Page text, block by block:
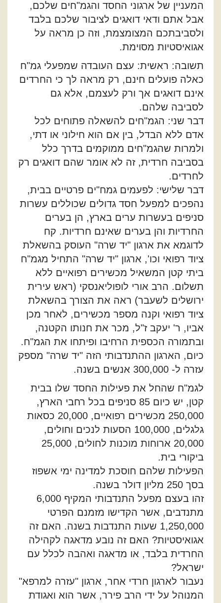
המעניין של ארגוני החסד והגמ"חים שלכם,
אבל אתם ודאי דואגים לציבור שלכם בלבד
ולסביבתכם המצומצמת, וזה כן מראה על
אגואיסטיות מסוימת.
תשובה: ראשית: עצם העובדה שמפעלי גמ"ח
כאלה פועלים חינם, רק מראה לך כי החרדים
אינם דואגים אך ורק לעצמם, אלא גם
לסביבה שלהם.
דבר שני: הגמ"חים להשאלה פתוחים לכל
אדם ללא הבדל, בין אם הוא חילוני או דתי,
ולמרות שהגמ"חים ממוקמים בדרך כלל
בסביבה חרדית, זה לא אומר שהם דואגים רק
לחרדים.
דבר שלישי: לפעמים גמח"ים פרטיים בבית,
נהפכים למפעל חסד גדולים שכוללים עשרות
סניפים בעשרות ערים בארץ, הן בערים
החרדיות והן בערים שאינם חרדיות. קח
לדוגמא את ארגון "יד שרה" העוסק בהשאלת
ציוד רפואי וכו', ארגון "יד שרה" התחיל מגמ"ח
ביתי קטן המשאיל מכשירים רפואיים ללא
תשלום. הרב אורי לופוליאנסקי (ראש עירית
ירושלים לשעבר) ראה את הצורך בהשאלת
ציוד רפואי וקנה מספר מכשירים, לאחר מכן
אביו, ר' יעקב ז"ל, מכר את חנותו הקטנה,
ובתמורה הכספית הרחיבו ופיתחו את הגמ"ח.
כיום, הארגון ההתנדבותי הזה "יד שרה" מספק
עזרה ל- 300,000 אנשים בשנה.
לגמ"ח שהחל את פעילות החסד שלו בבית
קטן, יש כיום 85 סניפים בכל רחבי הארץ,
250,000 מכשירים רפואיים, 20,000 כסאות
גלגלים, 100,000 הסעות לנכים וחולים,
20,000 ארוחות מוכנות לחולים, 25,000
ביקורי בית.
הפעילות שלהם חוסכת למדינה ימי אשפוז
בסך 250 מליון דולר בשנה.
זהו בעצם מפעל התנדבותי המקיף 6,000
מתנדבים, אשר הקדישו מזמנם הפרטי
1,250,000 שעות התנדבות בשנה. האם זה
אגואיסטיות? האם זה נובע מדאגה לקהילה
החרדית בלבד, או מדאגה ואהבה לכלל עם
ישראל?
נעבור לארגון חרדי אחר, ארגון "עזרה למרפא"
המנוהל על ידי הרב פירר, אשר הוא ואגודת